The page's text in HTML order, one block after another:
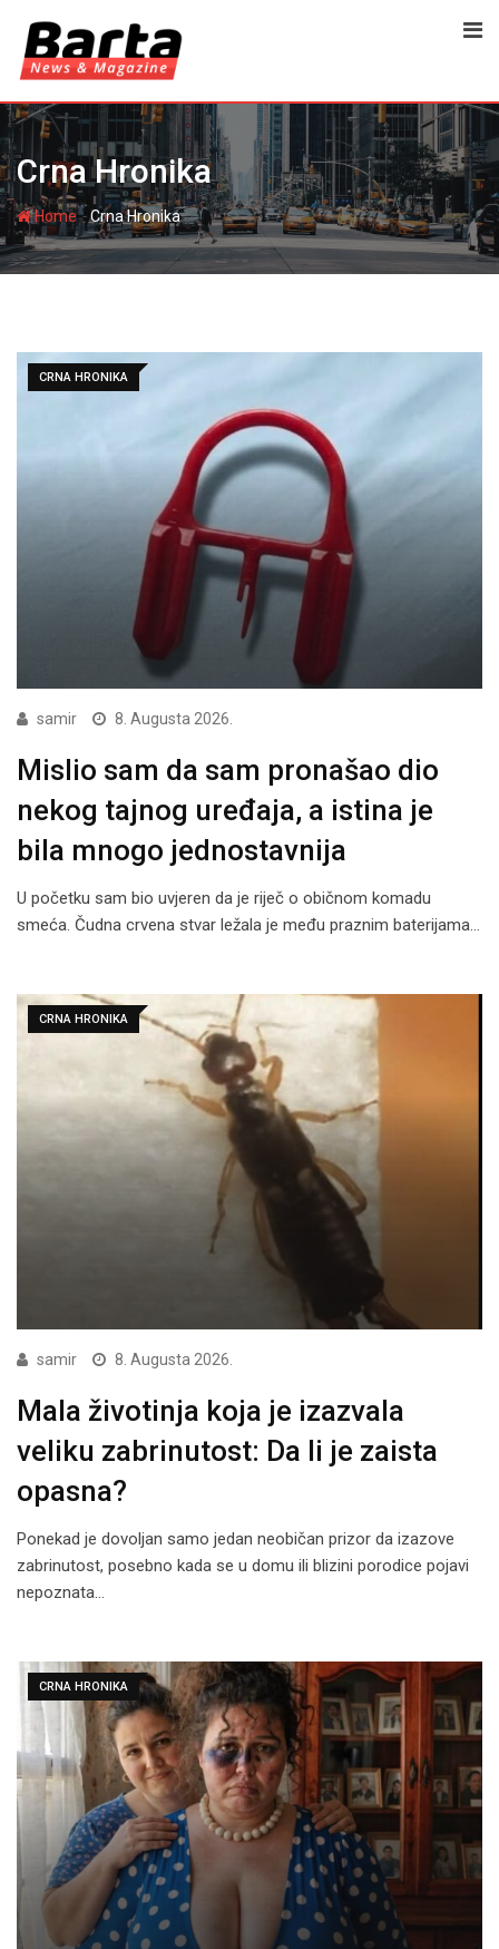
content
Crna Hronika
Home-Crna Hronika
CRNA HRONIKA
samir 8. Augusta 2026.
Mislio sam da sam pronašao dio
nekog tajnog uređaja, a istina je
bila mnogo jednostavnija
U početku sam bio uvjeren da je riječ o običnom komadu
smeća. Čudna crvena stvar ležala je među praznim baterijama…
CRNA HRONIKA
samir 8. Augusta 2026.
Mala životinja koja je izazvala
veliku zabrinutost: Da li je zaista
opasna?
Ponekad je dovoljan samo jedan neobičan prizor da izazove
zabrinutost, posebno kada se u domu ili blizini porodice pojavi
nepoznata…
CRNA HRONIKA